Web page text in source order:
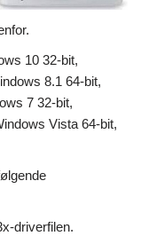
10 32-bit,
8.1 64-bit,
7 32-bit,
Vista 64-bit,
driverfilen.